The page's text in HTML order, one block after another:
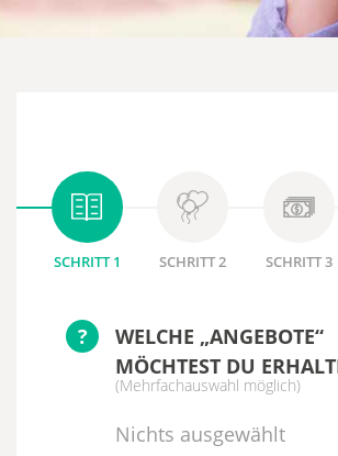
SCHRITT 1 SCHRITT 2 SCHRITT 3
?
WELCHE „ANGEBOTE“
MÖCHTEST DU
(Mehrfachauswahl möglich)
Nichts ausgewählt